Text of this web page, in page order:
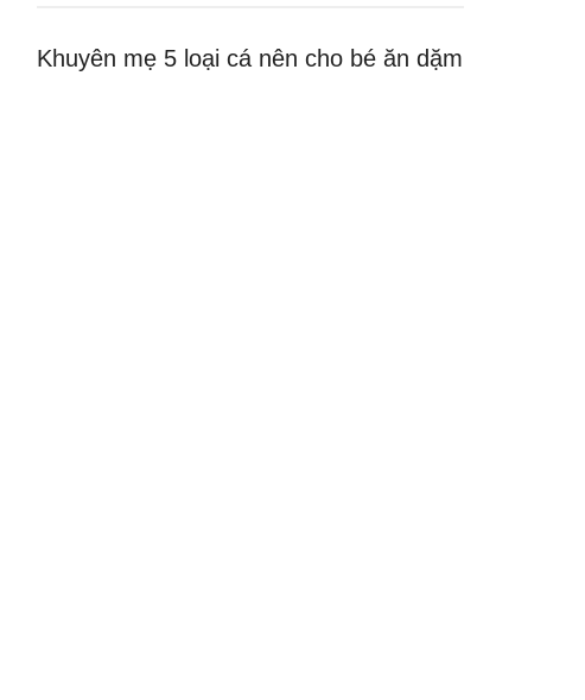
Khuyên mẹ 5 loại cá nên cho bé ăn dặm